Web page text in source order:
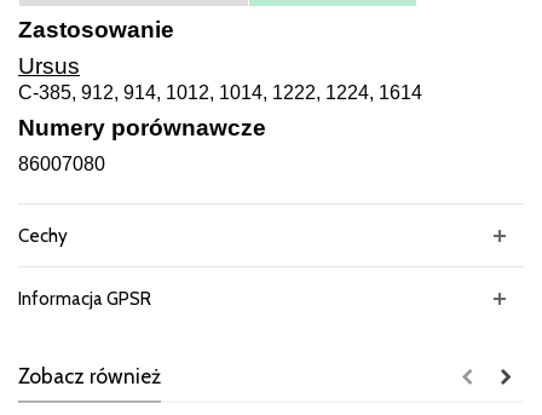
Zastosowanie
Ursus
C-385, 912, 914, 1012, 1014, 1222, 1224, 1614
Numery porównawcze
86007080
Cechy
Informacja GPSR
Zobacz również